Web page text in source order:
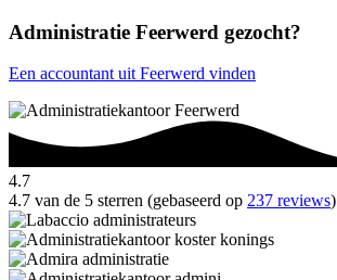
Administratie Feerwerd gezocht?
Een accountant uit Feerwerd vinden
4.7
4.7 van de 5 sterren (gebaseerd op 237 reviews)